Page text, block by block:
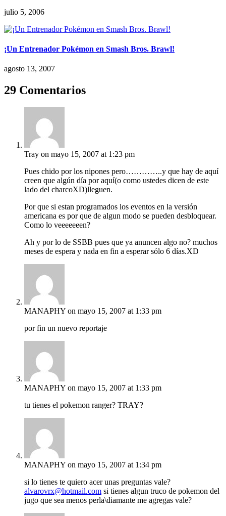
julio 5, 2006
¡Un Entrenador Pokémon en Smash Bros. Brawl!
agosto 13, 2007
29 Comentarios
Tray on mayo 15, 2007 at 1:23 pm
Pues chido por los nipones pero…………..y que hay de aquí
creen que algún día por aquí(o como ustedes dicen de este
lado del charcoXD)lleguen.
Por que si estan programados los eventos en la versión
americana es por que de algun modo se pueden desbloquear.
Como lo veeeeeeen?
Ah y por lo de SSBB pues que ya anuncen algo no? muchos
meses de espera y nada en fin a esperar sólo 6 días.XD
MANAPHY on mayo 15, 2007 at 1:33 pm
por fin un nuevo reportaje
MANAPHY on mayo 15, 2007 at 1:33 pm
tu tienes el pokemon ranger? TRAY?
MANAPHY on mayo 15, 2007 at 1:34 pm
si lo tienes te quiero acer unas preguntas vale?
alvarovrx@hotmail.com si tienes algun truco de pokemon del
jugo que sea menos perla\diamante me agregas vale?